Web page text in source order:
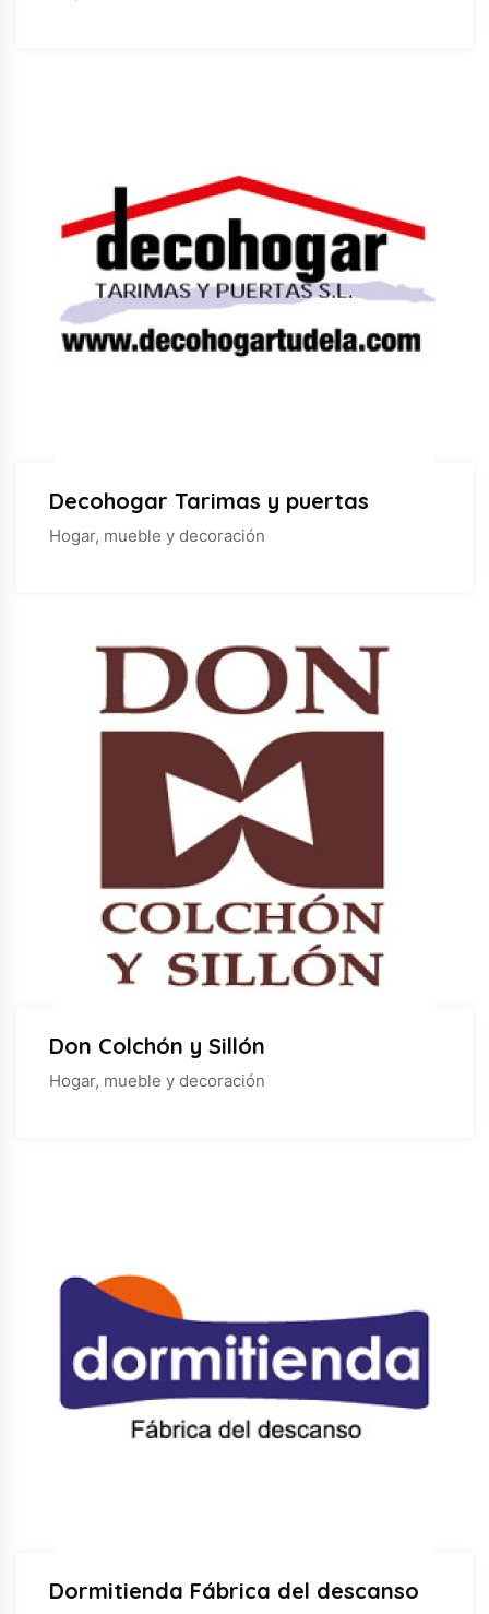
Decohogar Tarimas y puertas
Hogar, mueble y decoración
Don Colchón y Sillón
Hogar, mueble y decoración
Dormitienda Fábrica del descanso